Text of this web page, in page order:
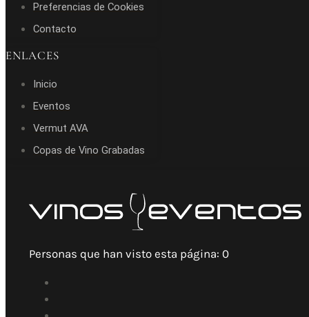
Preferencias de Cookies
Contacto
ENLACES
Inicio
Eventos
Vermut AVA
Copas de Vino Grabadas
Personas que han visto esta página: 0